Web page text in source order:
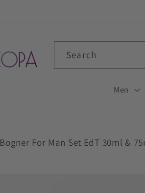
Men
Search
Bogner For Man Set EdT 30ml &